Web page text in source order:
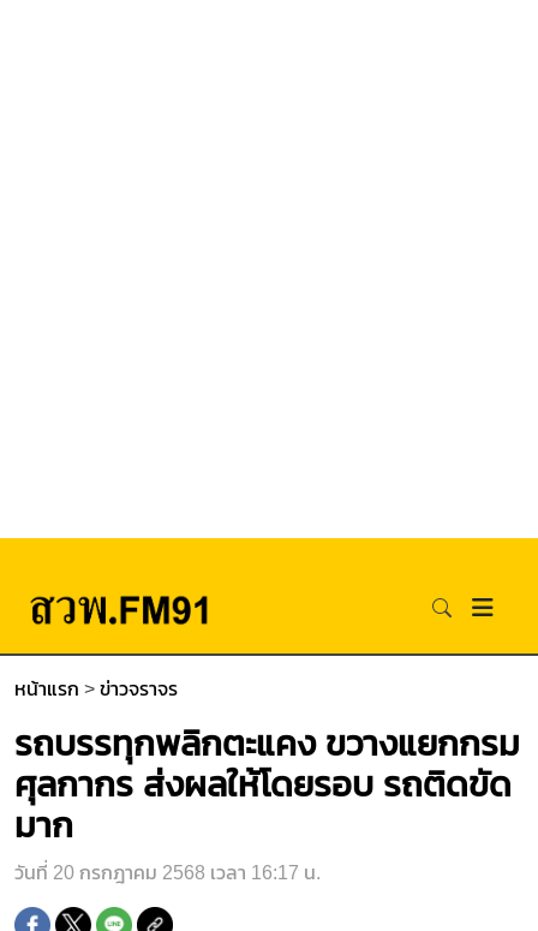
หน้าแรก > ข่าวจราจร
รถบรรทุกพลิกตะแคง ขวางแยกกรม
ศุลกากร ส่งผลให้โดยรอบ รถติดขัด
มาก
วันที่ 20 กรกฎาคม 2568 เวลา 16:17 น.